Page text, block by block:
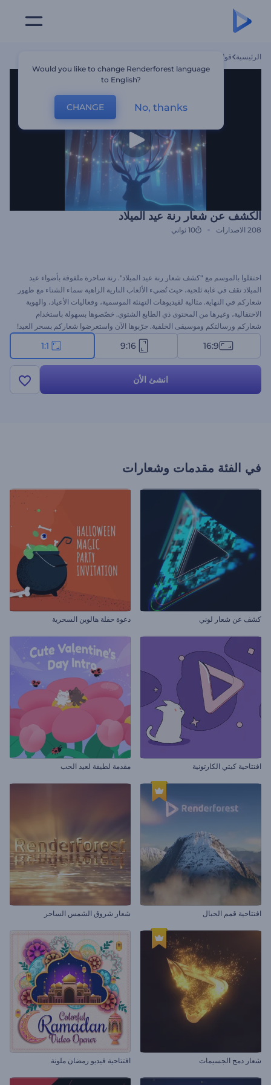
الرئيسية قوالب
الكشف عن شعار رنة عيد الميلاد
208 الاصدارات 10 ثواني
احتفلوا بالموسم مع "كشف شعار رنة عيد الميلاد". رنة ساحرة ملفوفة بأضواء عيد
الميلاد تقف في غابة ثلجية، حيث تُضيء الألعاب النارية الزاهية سماء الشتاء مع ظهور
شعاركم في النهاية. مثالية لفيديوهات التهنئة الموسمية، وفعاليات الأعياد، والهوية
الاحتفالية، وغيرها من المحتوى ذي الطابع الشتوي. خصّصوها بسهولة باستخدام
شعاركم ورسالتكم وموسيقى الخلفية. جرّبوها الآن واستعرضوا شعاركم بسحر العيد!
16:9
9:16
1:1
انشئ الأن
في الفئة مقدمات وشعارات
كشف عن شعار لوني دعوة حفلة هالوين السحرية
افتتاحية كيتي الكارتونية مقدمة لطيفة لعيد الحب
افتتاحية قمم الجبال شعار شروق الشمس الساحر
شعار دمج الجسيمات افتتاحية فيديو رمضان ملونة
Would you like to change Renderforest language
to English?
CHANGE No, thanks